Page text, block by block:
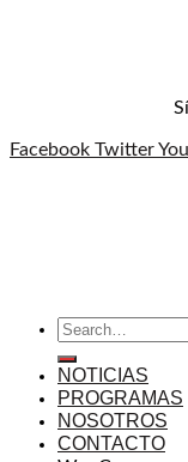
Facebook Twitter
NOTICIAS
PROGRAMAS
NOSOTROS
CONTACTO